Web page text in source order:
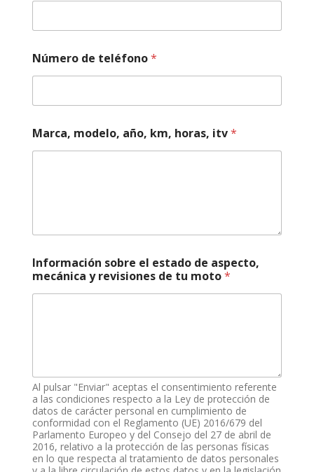
Número de teléfono*
Marca, modelo, año, km, horas, itv*
h
o
r
Información sobre el estado de aspecto,
mecánica y revisiones de tu moto*
Al pulsar "Enviar" aceptas el consentimiento referente
a las condiciones respecto a la Ley de protección de
datos de carácter personal en cumplimiento de
conformidad con el Reglamento (UE) 2016/679 del
Parlamento Europeo y del Consejo del 27 de abril de
2016, relativo a la protección de las personas físicas
en lo que respecta al tratamiento de datos personales